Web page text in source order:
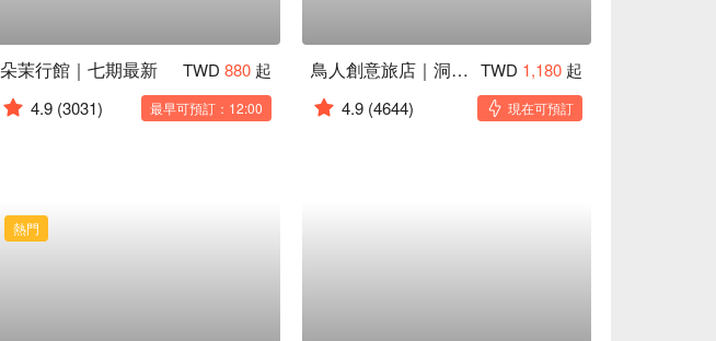
朵茉行館｜七期最新 TWD 880 起
4.9 (3031) 最早可預訂：12:00
鳥人創意旅店｜洞穴旅店 TWD 1,180 起
4.9 (4644) 現在可預訂
熱門